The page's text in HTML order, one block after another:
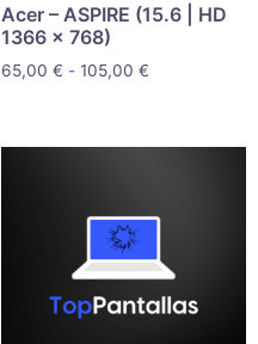
Acer – ASPIRE (15.6 | HD
1366 x 768)
65,00 € - 105,00 €